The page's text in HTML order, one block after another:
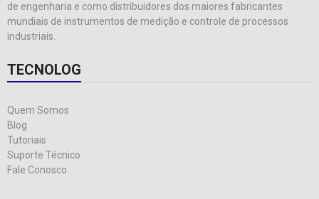
de engenharia e como distribuidores dos maiores fabricantes
mundiais de instrumentos de medição e controle de processos
industriais.
TECNOLOG
Quem Somos
Blog
Tutoriais
Suporte Técnico
Fale Conosco